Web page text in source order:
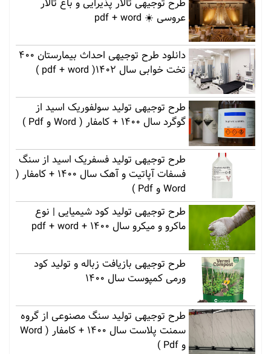
عروسی ☀️ pdf + word
دانلود طرح توجیهی احداث بیمارستان 400
تخت خوابی سال 1402( pdf + word )
طرح توجیهی تولید سولفوریک اسید از
گوگرد سال 1400 + کامفار ( Word و Pdf )
طرح توجیهی تولید فسفریک اسید از سنگ
فسفات آپاتیت و آهک سال 1400 + کامفار (
Word و Pdf )
طرح توجیهی تولید کود شیمیایی | نوع
ماکرو و میکرو سال 1400 + pdf + word
طرح توجیهی بازیافت زباله و تولید کود
ورمی کمپوست سال 1400
طرح توجیهی تولید سنگ مصنوعی از گروه
سمنت پلاست سال 1400 + کامفار ( Word
و Pdf )